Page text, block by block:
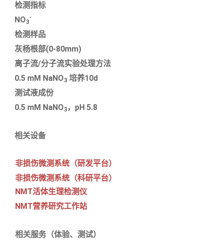
检测指标
NO3
-
检测样品
灰杨根部(0-80mm)
离子流/分子流实验处理方法
0.5 mM NaNO3 培养10d
测试液成份
0.5 mM NaNO3，pH 5.8
相关设备
非损伤微测系统（研发平台）
非损伤微测系统（科研平台）
NMT活体生理检测仪
NMT营养研究工作站
相关服务（体验、测试）